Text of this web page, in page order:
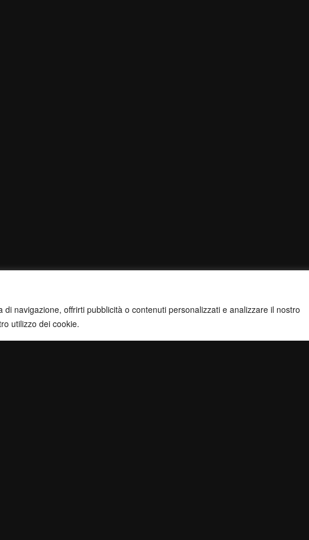
navigazione, offrirti pubblicità o contenuti personalizzati e analizzare il nostro
utilizzo dei cookie.